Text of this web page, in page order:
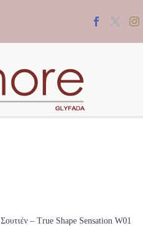
Σουτιέν – True Shape Sensation W01